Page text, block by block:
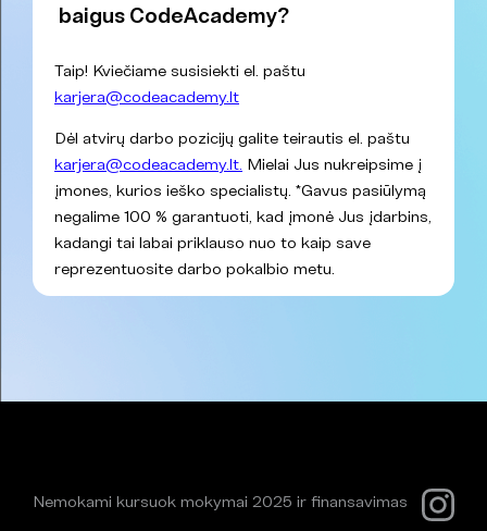
baigus CodeAcademy?
Taip! Kviečiame susisiekti el. paštu
karjera@codeacademy.lt
Dėl atvirų darbo pozicijų galite teirautis el. paštu
karjera@codeacademy.lt. Mielai Jus nukreipsime į
įmones, kurios ieško specialistų. *Gavus pasiūlymą
negalime 100 % garantuoti, kad įmonė Jus įdarbins,
kadangi tai labai priklauso nuo to kaip save
reprezentuosite darbo pokalbio metu.
Nemokami kursuok mokymai 2025 ir finansavimas